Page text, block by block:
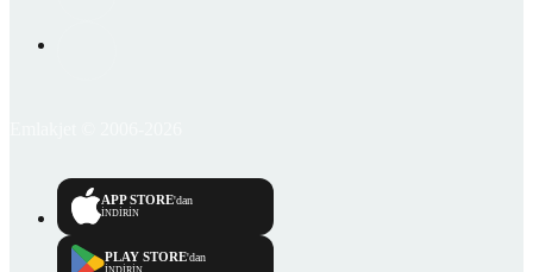
APP STORE'dan
İNDİRİN
PLAY STORE'dan